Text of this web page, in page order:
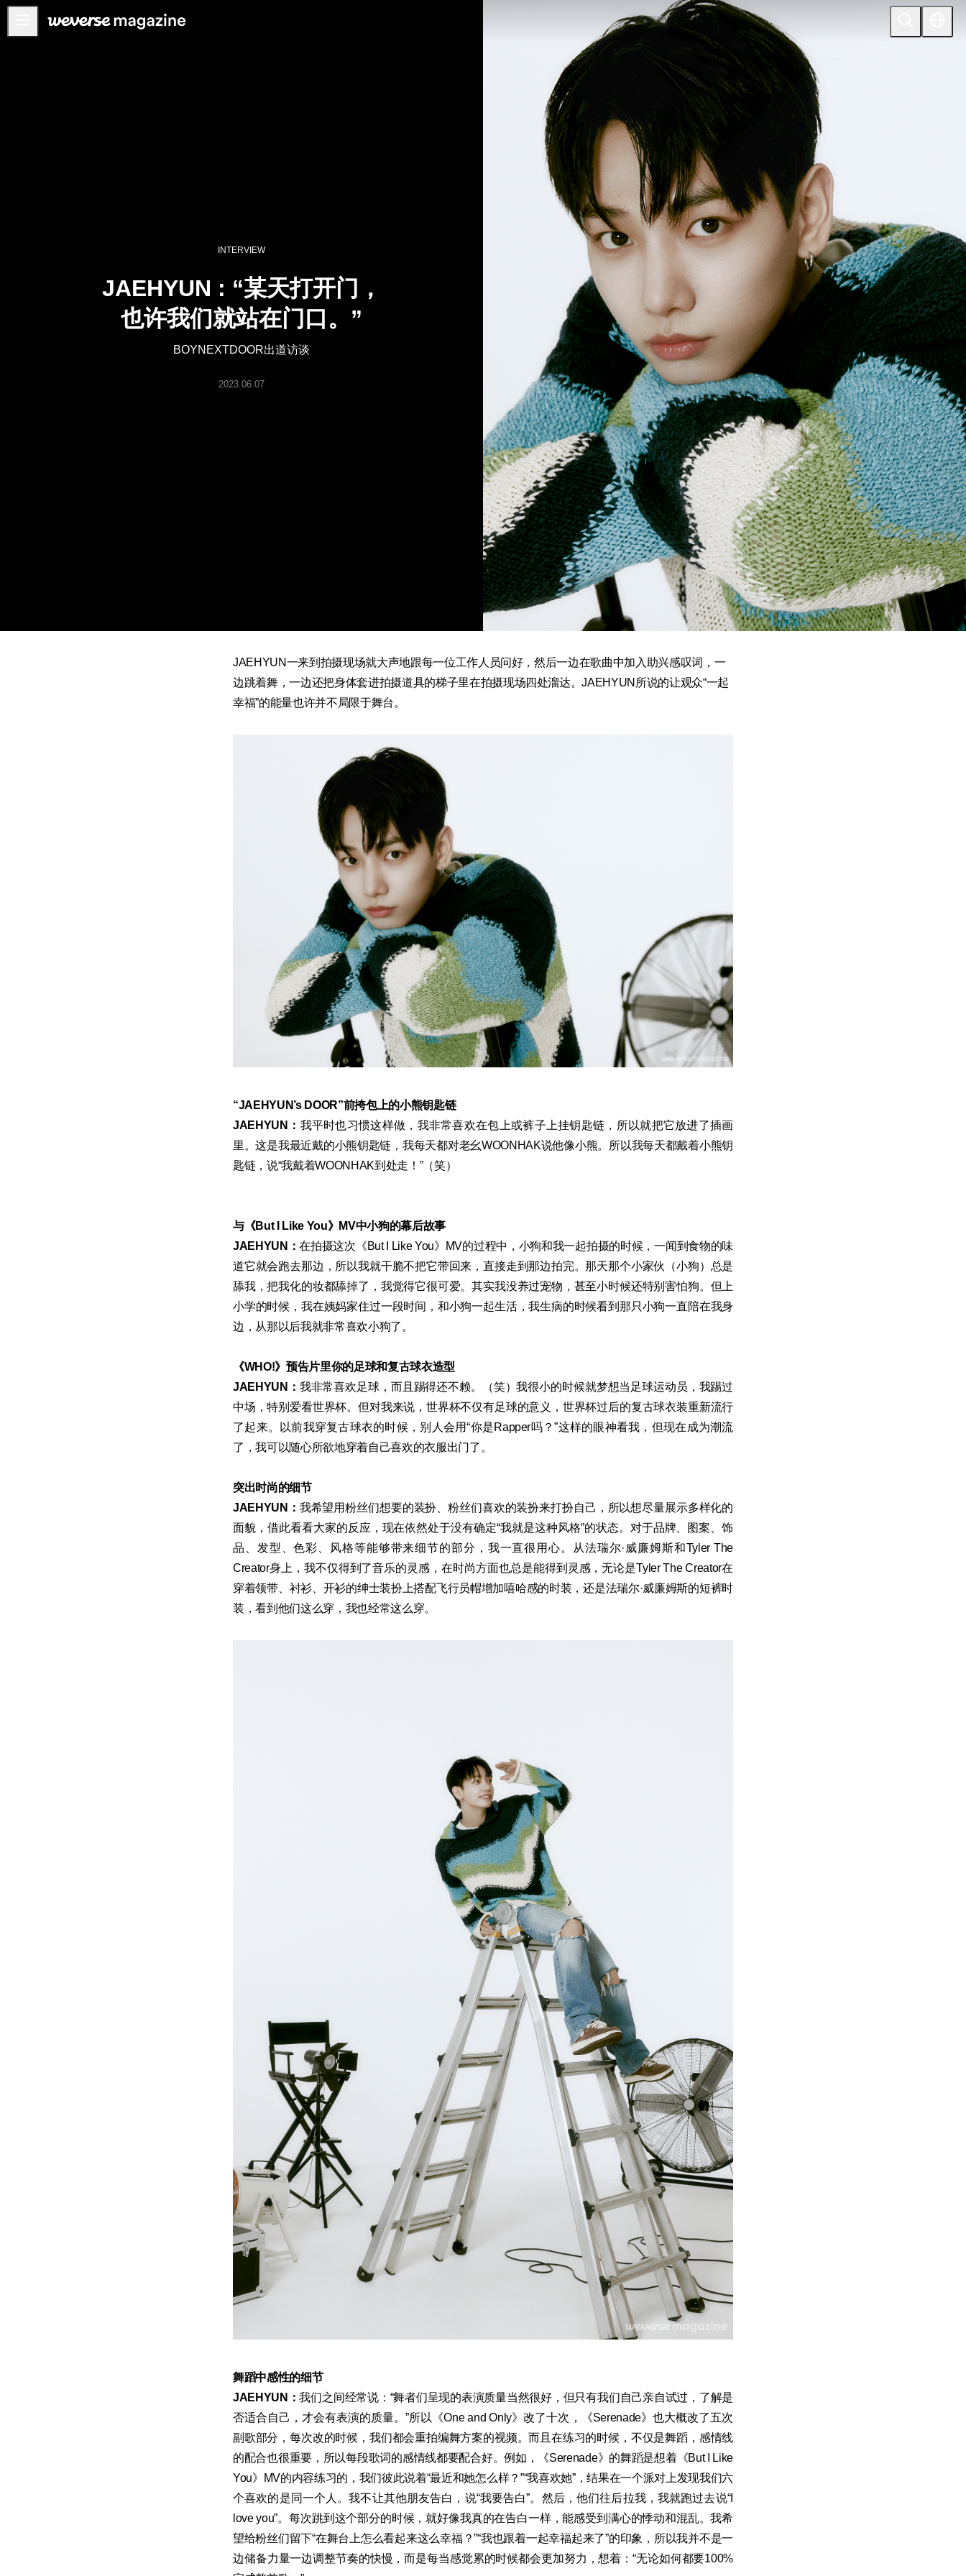
공지사항
INTERVIEW
JAEHYUN : “某天打开门，
也许我们就站在门口。”
BOYNEXTDOOR出道访谈
2023.06.07
JAEHYUN一来到拍摄现场就大声地跟每一位工作人员问好，然后一边在歌曲中加入助兴感叹词，一
边跳着舞，一边还把身体套进拍摄道具的梯子里在拍摄现场四处溜达。JAEHYUN所说的让观众“一起
幸福”的能量也许并不局限于舞台。
“JAEHYUN’s DOOR”前挎包上的小熊钥匙链
JAEHYUN： 我平时也习惯这样做，我非常喜欢在包上或裤子上挂钥匙链，所以就把它放进了插画
里。这是我最近戴的小熊钥匙链，我每天都对老幺WOONHAK说他像小熊。所以我每天都戴着小熊钥
匙链，说“我戴着WOONHAK到处走！”（笑）
与《But I Like You》MV中小狗的幕后故事
JAEHYUN：在拍摄这次《But I Like You》MV的过程中，小狗和我一起拍摄的时候，一闻到食物的味
道它就会跑去那边，所以我就干脆不把它带回来，直接走到那边拍完。那天那个小家伙（小狗）总是
舔我，把我化的妆都舔掉了，我觉得它很可爱。其实我没养过宠物，甚至小时候还特别害怕狗。但上
小学的时候，我在姨妈家住过一段时间，和小狗一起生活，我生病的时候看到那只小狗一直陪在我身
边，从那以后我就非常喜欢小狗了。
《WHO!》预告片里你的足球和复古球衣造型
JAEHYUN： 我非常喜欢足球，而且踢得还不赖。（笑）我很小的时候就梦想当足球运动员，我踢过
中场，特别爱看世界杯。但对我来说，世界杯不仅有足球的意义，世界杯过后的复古球衣装重新流行
了起来。以前我穿复古球衣的时候，别人会用“你是Rapper吗？”这样的眼神看我，但现在成为潮流
了，我可以随心所欲地穿着自己喜欢的衣服出门了。
突出时尚的细节
JAEHYUN： 我希望用粉丝们想要的装扮、粉丝们喜欢的装扮来打扮自己，所以想尽量展示多样化的
面貌，借此看看大家的反应，现在依然处于没有确定“我就是这种风格”的状态。对于品牌、图案、饰
品、发型、色彩、风格等能够带来细节的部分，我一直很用心。从法瑞尔·威廉姆斯和Tyler The
Creator身上，我不仅得到了音乐的灵感，在时尚方面也总是能得到灵感，无论是Tyler The Creator在
穿着领带、衬衫、开衫的绅士装扮上搭配飞行员帽增加嘻哈感的时装，还是法瑞尔·威廉姆斯的短裤时
装，看到他们这么穿，我也经常这么穿。
舞蹈中感性的细节
JAEHYUN：我们之间经常说：“舞者们呈现的表演质量当然很好，但只有我们自己亲自试过，了解是
否适合自己，才会有表演的质量。”所以《One and Only》改了十次，《Serenade》也大概改了五次
副歌部分，每次改的时候，我们都会重拍编舞方案的视频。而且在练习的时候，不仅是舞蹈，感情线
的配合也很重要，所以每段歌词的感情线都要配合好。例如，《Serenade》的舞蹈是想着《But I Like
You》MV的内容练习的，我们彼此说着“最近和她怎么样？”“我喜欢她”，结果在一个派对上发现我们六
个喜欢的是同一个人。我不让其他朋友告白，说“我要告白”。然后，他们往后拉我，我就跑过去说“I
love you”。每次跳到这个部分的时候，就好像我真的在告白一样，能感受到满心的悸动和混乱。我希
望给粉丝们留下“在舞台上怎么看起来这么幸福？”“我也跟着一起幸福起来了”的印象，所以我并不是一
边储备力量一边调整节奏的快慢，而是每当感觉累的时候都会更加努力，想着：“无论如何都要100%